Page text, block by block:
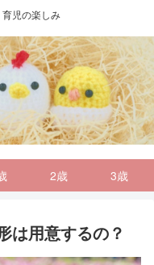
児の楽しみ
2歳 3歳
は用意するの？